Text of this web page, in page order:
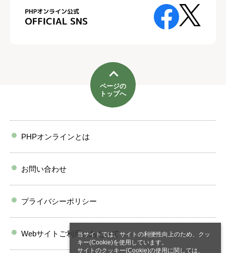
当サイトでは、サイトの利便性向上のため、クッ
キー(Cookie)を使用しています。
サイトのクッキー(Cookie)の使用に関しては、
ページの
トップへ
PHPオンラインとは
お問い合わせ
プライバシーポリシー
Webサイトご利用にあたって